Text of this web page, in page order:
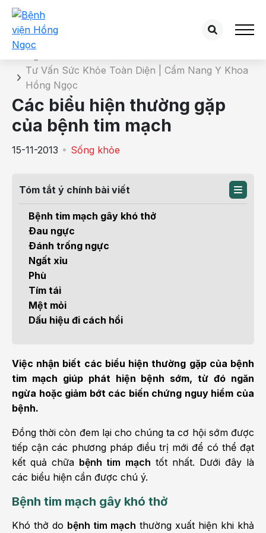
Chi tiết bài tư vấn
Tư Vấn Sức Khỏe Toàn Diện | Cẩm Nang Y Khoa
Hồng Ngọc
Các biểu hiện thường gặp
của bệnh tim mạch
15-11-2013 Sống khỏe
Tóm tắt ý chính bài viết
Bệnh tim mạch gây khó thở
Ðau ngực
Ðánh trống ngực
Ngất xỉu
Phù
Tím tái
Mệt mỏi
Dấu hiệu đi cách hồi
Việc nhận biết các biểu hiện thường gặp của bệnh
tim mạch giúp phát hiện bệnh sớm, từ đó ngăn
ngừa hoặc giảm bớt các biến chứng nguy hiểm của
bệnh.
Ðồng thời còn đem lại cho chúng ta cơ hội sớm được
tiếp cận các phương pháp điều trị mới để có thể đạt
kết quả chữa bệnh tim mạch tốt nhất. Dưới đây là
các biểu hiện cần được chú ý.
Bệnh tim mạch gây khó thở
Khó thở do bệnh tim mạch thường xuất hiện khi khả